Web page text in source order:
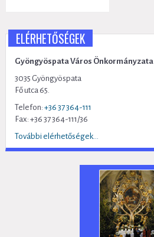
ELÉRHETŐSÉGEK
Gyöngyöspata Város Önkormányzata
3035 Gyöngyöspata
Fő utca 65.
Telefon: +36 37 364-111
Fax: +36 37 364-111/36
További elérhetőségek...